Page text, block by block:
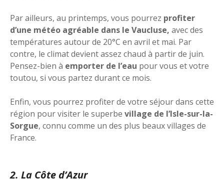
Par ailleurs, au printemps, vous pourrez profiter
d’une météo agréable dans le Vaucluse, avec des
températures autour de 20°C en avril et mai. Par
contre, le climat devient assez chaud à partir de juin.
Pensez-bien à emporter de l’eau pour vous et votre
toutou, si vous partez durant ce mois.
Enfin, vous pourrez profiter de votre séjour dans cette
région pour visiter le superbe village de l’Isle-sur-la-
Sorgue, connu comme un des plus beaux villages de
France.
2. La Côte d’Azur